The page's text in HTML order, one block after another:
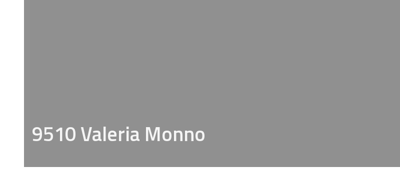
9510 Valeria Monno